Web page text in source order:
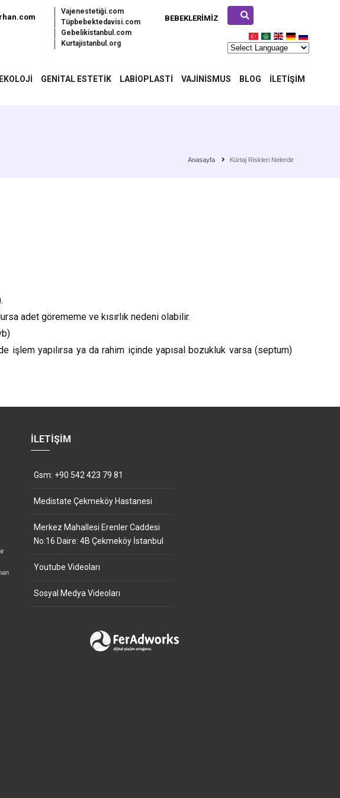
BEBEKLERIMIZ
Vajenestetiği.com
Tüpbebektedavisi.com
Gebelikistanbul.com
Kurtajistanbul.org
GENITAL ESTETIK LABIOPLASTI VAJINISMUS BLOG İLETIŞIM
Anasayfa Kürtaj Riskleri Nelerdir
adet görememe ve kısırlık nedeni olabilir.
işlem yapılırsa ya da rahim içinde yapısal bozukluk varsa (septum)
İLETIŞIM
Gsm: +90 542 423 79 81
Medistate Çekmeköy Hastanesi
Merkez Mahallesi Erenler Caddesi
No:16 Daire: 4B Çekmeköy İstanbul
Youtube Videoları
Sosyal Medya Videoları